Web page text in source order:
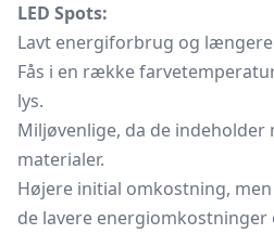
LED Spots:
Lavt energiforbrug og
Fås i en række
lys.
Miljøvenlige, da de indeholder
materialer.
Højere initial omkostning,
de lavere energiomkostninger